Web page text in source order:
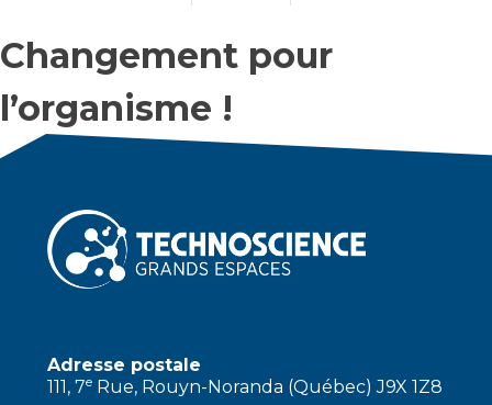
Changement pour
l’organisme !
Adresse postale
111, 7eRue, Rouyn-Noranda (Québec) J9X 1Z8